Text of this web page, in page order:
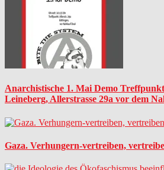
Anarchistische 1. Mai Demo
Leineberg, Allerstrasse 29a vor dem
Gaza. Verhungern-vertreiben,